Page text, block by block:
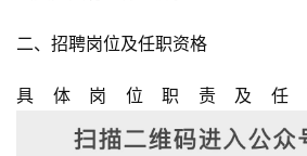
二、招聘岗位及任职资格
具体岗位职责及任